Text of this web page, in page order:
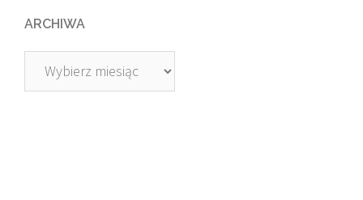
ARCHIWA
Archiwa